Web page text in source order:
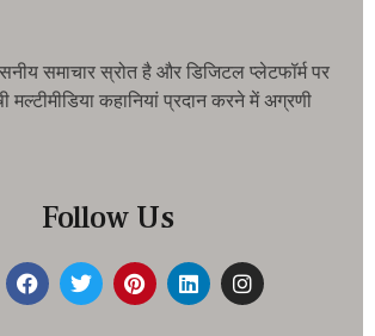
समाचार स्रोत है और डिजिटल प्लेटफॉर्म पर
मल्टीमीडिया कहानियां प्रदान करने में अग्रणी
Follow Us